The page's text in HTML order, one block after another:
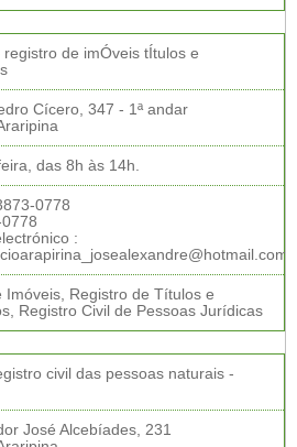
registro de imÓveis tÍtulos e
Cícero, 347 - 1ª andar
das 8h às 14h.
0778
:
Imóveis, Registro de Títulos e
Registro Civil de Pessoas Jurídicas
civil das pessoas naturais -
José Alcebíades, 231